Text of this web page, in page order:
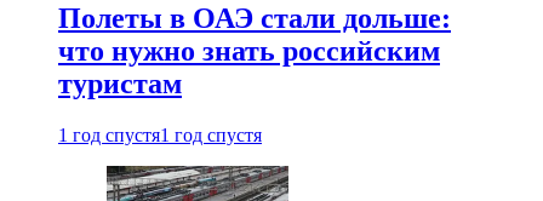
Полеты в ОАЭ стали дольше:
что нужно знать российским
туристам
1 год спустя1 год спустя